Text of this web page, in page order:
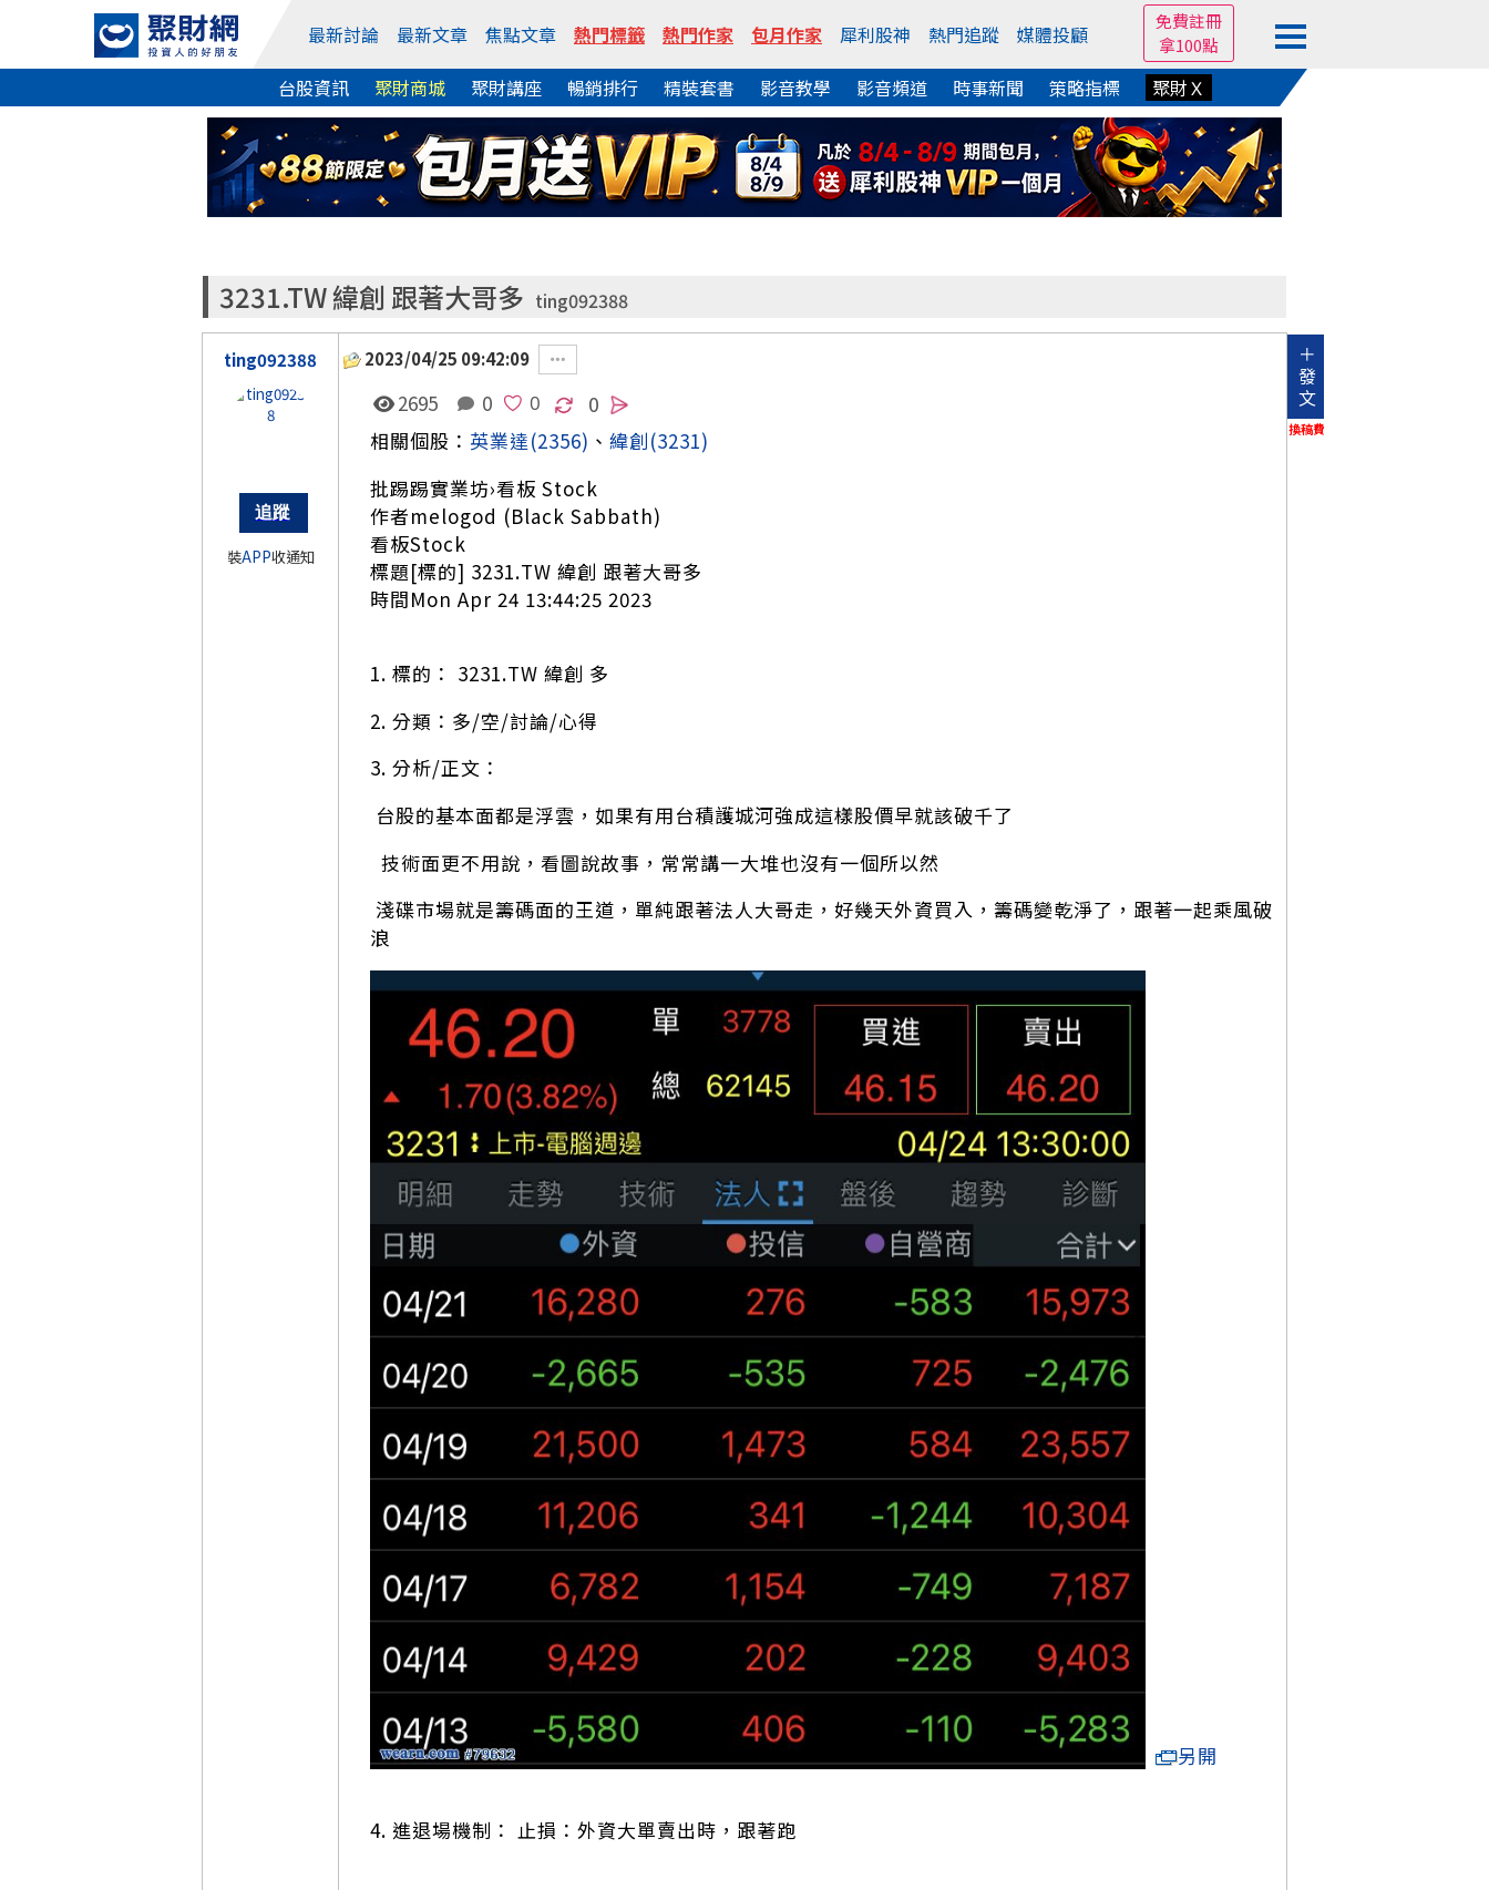
最新討論 最新文章 焦點文章 熱門標籤 熱門作家 包月作家 犀利股神 熱門追蹤 媒體投顧
免費註冊
拿100點
台股資訊 聚財商城 聚財講座 暢銷排行 精裝套書 影音教學 影音頻道 時事新聞 策略指標 聚財Ｘ
3231.TW 緯創 跟著大哥多 ting092388
ting092388
裝APP收通知
2023/04/25 09:42:09
＋
發
文
換稿費
2695 0 0
相關個股： 英業達(2356) 、 緯創(3231)
批踢踢實業坊›看板 Stock
作者melogod (Black Sabbath)
看板Stock
標題[標的] 3231.TW 緯創 跟著大哥多
時間Mon Apr 24 13:44:25 2023
1. 標的： 3231.TW 緯創 多
2. 分類：多/空/討論/心得
3. 分析/正文：
台股的基本面都是浮雲，如果有用台積護城河強成這樣股價早就該破千了
技術面更不用說，看圖說故事，常常講一大堆也沒有一個所以然
淺碟市場就是籌碼面的王道，單純跟著法人大哥走，好幾天外資買入，籌碼變乾淨了，跟著一起乘風破
浪
另開
4. 進退場機制： 止損：外資大單賣出時，跟著跑